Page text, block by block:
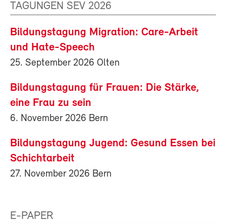
TAGUNGEN SEV 2026
Bildungstagung Migration: Care-Arbeit
und Hate-Speech
25. September 2026 Olten
Bildungstagung für Frauen: Die Stärke,
eine Frau zu sein
6. November 2026 Bern
Bildungstagung Jugend: Gesund Essen bei
Schichtarbeit
27. November 2026 Bern
E-PAPER